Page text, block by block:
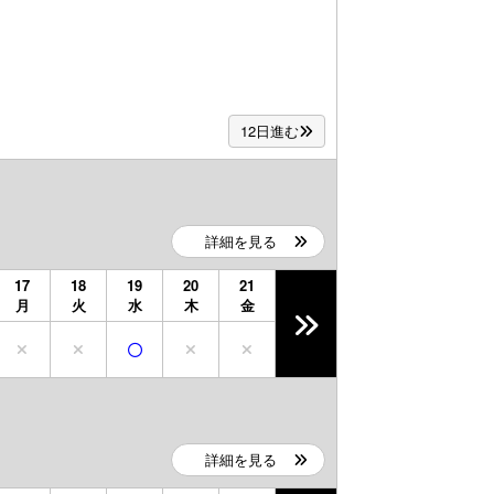
12日進む
詳細を見る
17
月
18
火
19
水
20
木
21
金
詳細を見る